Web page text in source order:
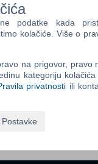
Vaš email
Control
Field
Prijavi me
podatke kada
kolačiće. Više o
na prigovor, pravo
kategoriju
privatnosti ili
Postavke